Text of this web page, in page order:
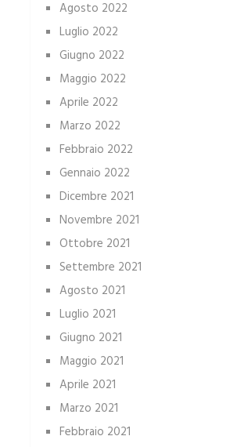
Agosto 2022
Luglio 2022
Giugno 2022
Maggio 2022
Aprile 2022
Marzo 2022
Febbraio 2022
Gennaio 2022
Dicembre 2021
Novembre 2021
Ottobre 2021
Settembre 2021
Agosto 2021
Luglio 2021
Giugno 2021
Maggio 2021
Aprile 2021
Marzo 2021
Febbraio 2021